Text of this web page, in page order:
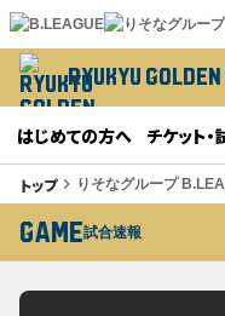
RYUKYU
はじめての方へ チケット
トップkeyboard_arrow_right りそなグループ
GAME試合速報